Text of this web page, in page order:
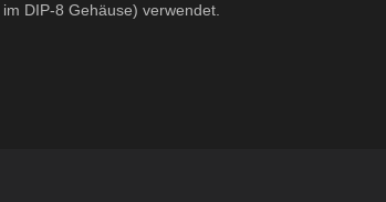
DIP-8 Gehäuse) verwendet.